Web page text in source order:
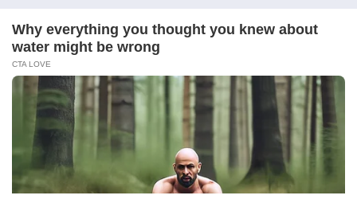
Kabarbaru.co menyajikan berita aktual dan
inspiratif dari sudut pandang berbaik sangka
Follow Kabarbaru